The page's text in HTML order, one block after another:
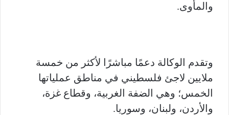
والمأوى.
وتقدم الوكالة دعمًا مباشرًا لأكثر من خمسة
ملايين لاجئ فلسطيني في مناطق عملياتها
الخمس؛ وهي الضفة الغربية، وقطاع غزة،
والأردن، ولبنان، وسوريا.